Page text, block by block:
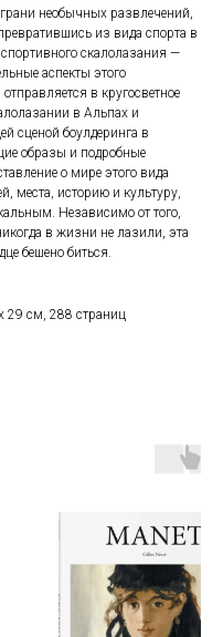
необычных развлечений,
из вида спорта в
скалолазания —
аспекты этого
в кругосветное
в Альпах и
сценой боулдеринга в
образы и подробные
о мире этого вида
места, историю и культуру,
Независимо от того,
в жизни не лазили, эта
бешено биться.
29 см, 288 страниц